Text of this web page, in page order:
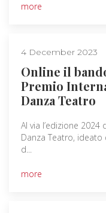
more
4 December 2023
Online il
Premio
Danza Teatro
Al via l’edizione
Danza Teatro, ideato
d...
more